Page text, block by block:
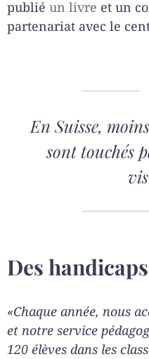
publié un livre et un
partenariat avec le
En Suisse,
sont touchés
Des
«Chaque année, nous
et notre service
120 élèves dans les